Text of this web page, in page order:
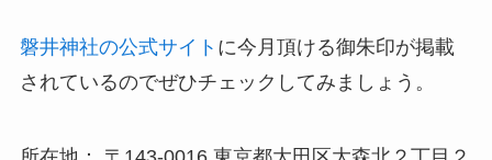
磐井神社の公式サイト に今月頂ける御朱印が掲載
されているのでぜひチェックしてみましょう。